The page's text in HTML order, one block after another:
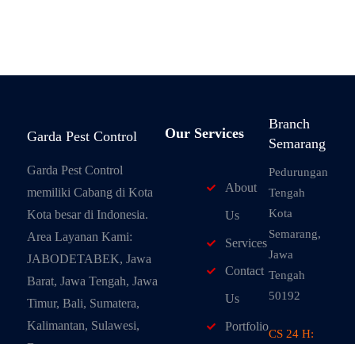
Garda Pest Control
Garda Pest Control
memiliki Cabang di Kota
Kota besar di Indonesia.
Area Layanan Kami:
JABODETABEK, Jawa
Barat, Jawa Tengah, Jawa
Timur, Bali, Sumatera,
Kalimantan, Sulawesi,
Our Services
About
Us
Services
Contact
Us
Portfolio
Branch
Semarang
Pedurungan
Tengah
Kota
Semarang,
Jawa
Tengah
50192
CS 24 H: